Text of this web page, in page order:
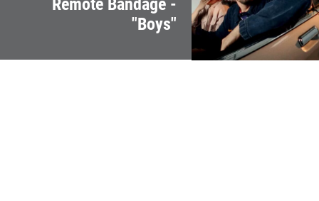
Remote Bandage -
"Boys"